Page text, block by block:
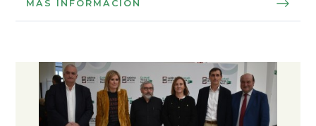
MÁS INFORMACIÓN